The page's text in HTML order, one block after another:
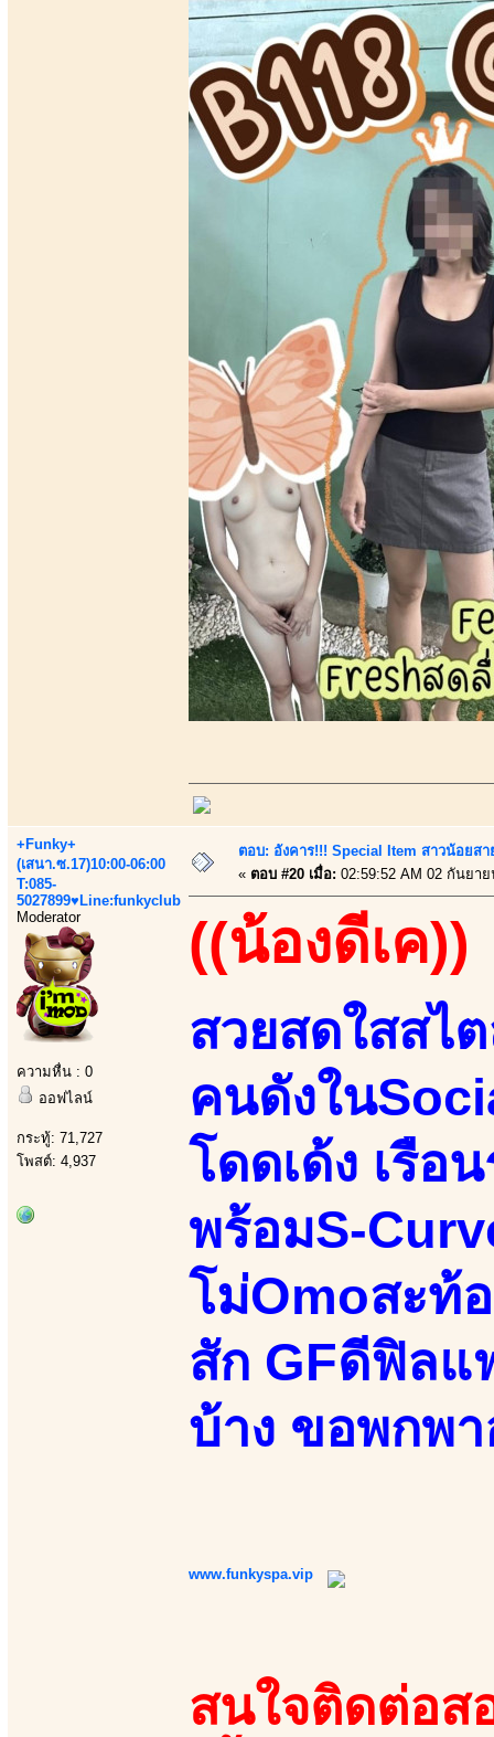
+Funky+
(เสนา.ซ.17)10:00-06:00
T:085-
5027899♥Line:funkyclub
Moderator
ความหื่น : 0
ออฟไลน์
กระทู้: 71,727
โพสต์: 4,937
ตอบ: อังคาร!!! Special Item สาวน้อยส
« ตอบ #20 เมื่อ: 02:59:52 AM 02 กันยา
((น้องดีเค))
สวยสดใสสไ
คนดังใน
โดดเด้ง เรือ
พร้อมS-
โม่Omoสะท้
สัก GFดีฟิลแ
บ้าง ขอพกพ
www.funkyspa.vip
สนใจติดต่อส